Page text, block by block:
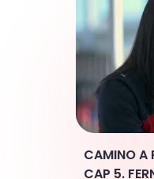
CAMINO A
CAP 5.